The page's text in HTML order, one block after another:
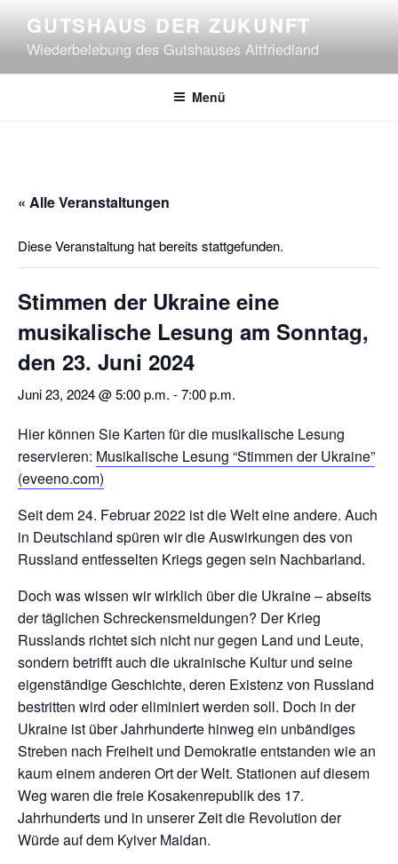
Inhalt
springen
GUTSHAUS DER ZUKUNFT
Wiederbelebung des Gutshauses Altfriedland
Menü
« Alle Veranstaltungen
Diese Veranstaltung hat bereits stattgefunden.
Stimmen der Ukraine eine
musikalische Lesung am Sonntag,
den 23. Juni 2024
Juni 23, 2024 @ 5:00 p.m. -7:00 p.m.
Hier können Sie Karten für die musikalische Lesung
reservieren: Musikalische Lesung “Stimmen der Ukraine”
(eveeno.com)
Seit dem 24. Februar 2022 ist die Welt eine andere. Auch
in Deutschland spüren wir die Auswirkungen des von
Russland entfesselten Kriegs gegen sein Nachbarland.
Doch was wissen wir wirklich über die Ukraine – abseits
der täglichen Schreckensmeldungen? Der Krieg
Russlands richtet sich nicht nur gegen Land und Leute,
sondern betrifft auch die ukrainische Kultur und seine
eigenständige Geschichte, deren Existenz von Russland
bestritten wird oder eliminiert werden soll. Doch in der
Ukraine ist über Jahrhunderte hinweg ein unbändiges
Streben nach Freiheit und Demokratie entstanden wie an
kaum einem anderen Ort der Welt. Stationen auf diesem
Weg waren die freie Kosakenrepublik des 17.
Jahrhunderts und in unserer Zeit die Revolution der
Würde auf dem Kyiver Maidan.